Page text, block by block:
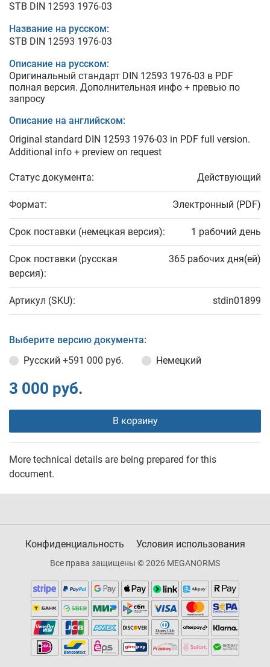
STB DIN 12593 1976-03
Название на русском:
STB DIN 12593 1976-03
Описание на русском:
Оригинальный стандарт DIN 12593 1976-03 в PDF
полная версия. Дополнительная инфо + превью по
запросу
Описание на английском:
Original standard DIN 12593 1976-03 in PDF full version.
Additional info + preview on request
Статус документа: Действующий
Формат: Электронный (PDF)
Срок поставки (немецкая версия): 1 рабочий день
Срок поставки (русская
версия):
365 рабочих дня(ей)
Артикул (SKU): stdin01899
Выберите версию документа:
Русский +591 000 руб. Немецкий
3 000 руб.
В корзину
More technical details are being prepared for this
document.
Конфиденциальность Условия использования
Все права защищены © 2026 MEGANORMS